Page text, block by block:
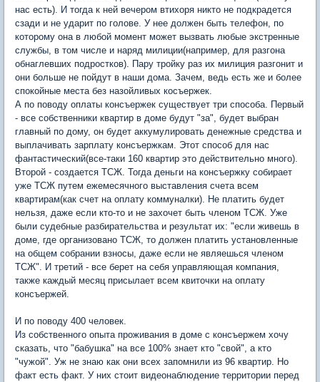
нас есть). И тогда к ней вечером втихоря никто не подкрадется
сзади и не ударит по голове. У нее должен быть телефон, по
которому она в любой момент может вызвать любые экстренные
службы, в том числе и наряд милиции(например, для разгона
обнаглевших подростков). Пару тройку раз их милиция разгонит и
они больше не пойдут в наши дома. Зачем, ведь есть же и более
спокойные места без назойливых косъержек.
А по поводу оплаты консъержек существует три способа. Первый
- все собственники квартир в доме будут "за", будет выбран
главный по дому, он будет аккумулировать денежные средства и
выплачивать зарплату консъержкам. Этот способ для нас
фантастический(все-таки 160 квартир это действительно много).
Второй - создается ТСЖ. Тогда деньги на консъержку собирает
уже ТСЖ путем ежемесячного выставления счета всем
квартирам(как счет на оплату коммуналки). Не платить будет
нельзя, даже если кто-то и не захочет быть членом ТСЖ. Уже
были судебные разбирательства и результат их: "если живешь в
доме, где организовано ТСЖ, то должен платить установленные
на общем собрании взносы, даже если не являешься членом
ТСЖ". И третий - все берет на себя управляющая компания,
также каждый месяц присылает всем квиточки на оплату
консъержей.
И по поводу 400 человек.
Из собственного опыта проживания в доме с консъержем хочу
сказать, что "бабушка" на все 100% знает кто "свой", а кто
"чужой". Уж не знаю как они всех запомнили из 96 квартир. Но
факт есть факт. У них стоит видеонаблюдение территории перед